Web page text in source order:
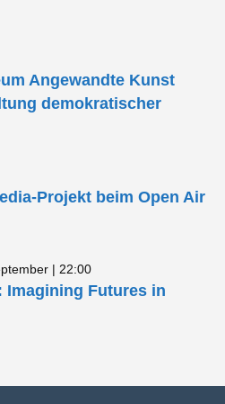
Angewandte Kunst
demokratischer
Projekt beim Open Air
| 22:00
Imagining Futures in